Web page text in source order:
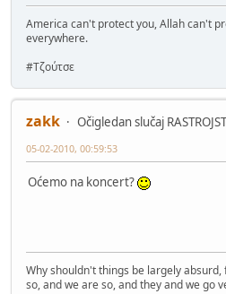
America can't protect you, Allah can't
everywhere.
#Τζούτσε
zakk
Očigledan slučaj
05-02-2010, 00:59:53
Oćemo na koncert?
Why shouldn't things be largely
so, and we are so, and they and we go